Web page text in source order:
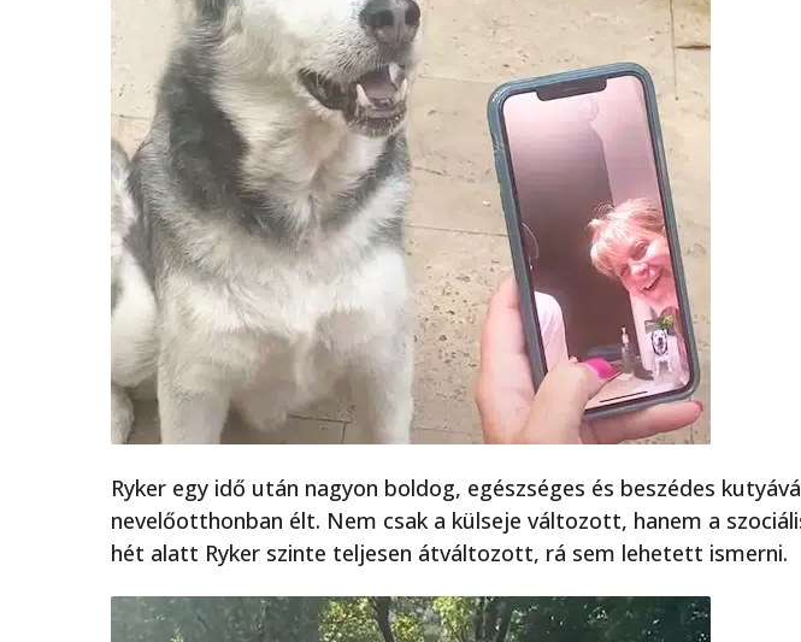
Ryker egy idő után nagyon boldog, egészséges és beszédes
nevelőotthonban élt. Nem csak a külseje változott, hanem a
hét alatt Ryker szinte teljesen átváltozott, rá sem lehetett ismerni.